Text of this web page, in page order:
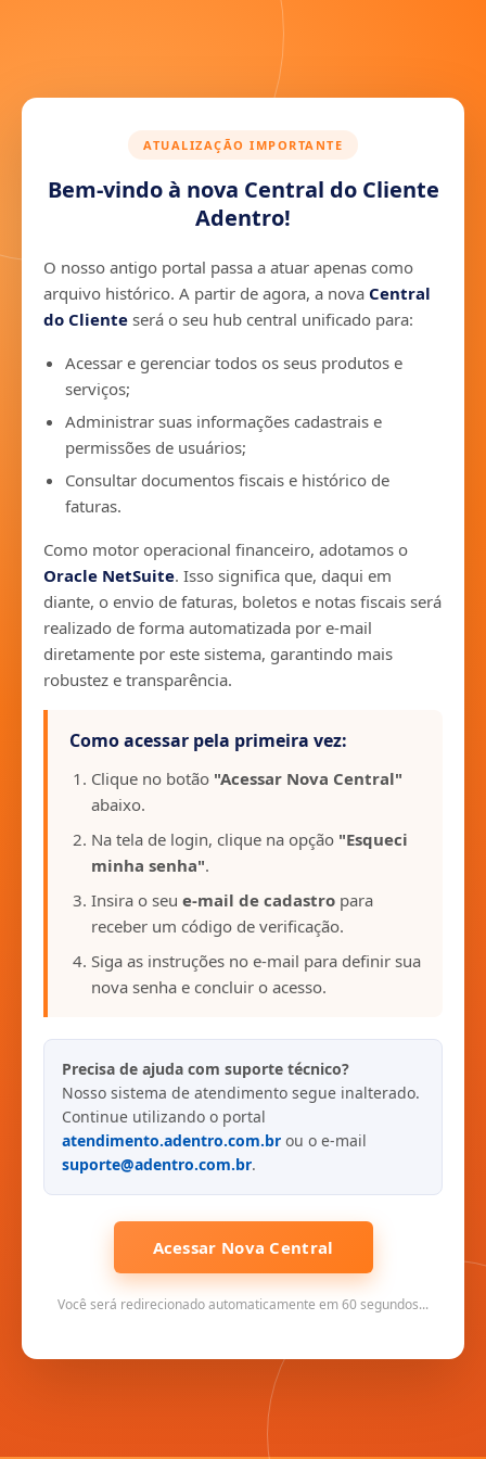
ATUALIZAÇÃO IMPORTANTE
Bem-vindo à nova Central do Cliente
Adentro!
O nosso antigo portal passa a atuar apenas como
arquivo histórico. A partir de agora, a nova Central
do Cliente será o seu hub central unificado para:
Acessar e gerenciar todos os seus produtos e
serviços;
Administrar suas informações cadastrais e
permissões de usuários;
Consultar documentos fiscais e histórico de
faturas.
Como motor operacional financeiro, adotamos o
Oracle NetSuite. Isso significa que, daqui em
diante, o envio de faturas, boletos e notas fiscais será
realizado de forma automatizada por e-mail
diretamente por este sistema, garantindo mais
robustez e transparência.
Como acessar pela primeira vez:
Clique no botão "Acessar Nova Central"
abaixo.
Na tela de login, clique na opção "Esqueci
minha senha".
Insira o seu e-mail de cadastro para
receber um código de verificação.
Siga as instruções no e-mail para definir sua
nova senha e concluir o acesso.
Precisa de ajuda com suporte técnico?
Nosso sistema de atendimento segue inalterado.
Continue utilizando o portal
atendimento.adentro.com.br ou o e-mail
suporte@adentro.com.br.
Acessar Nova Central
Você será redirecionado automaticamente em 60 segundos...